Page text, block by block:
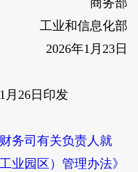
工业和信息化部
2026年1月23日
26日印发
务司有关负责人就
业园区）管理办法》